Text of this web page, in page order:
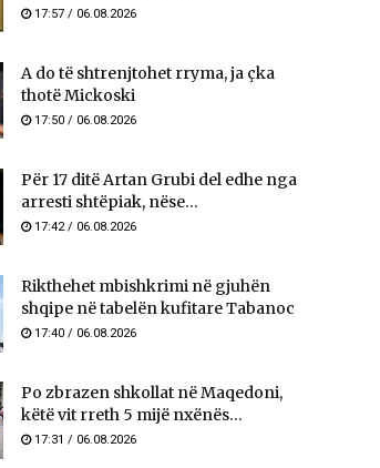
17:57 / 06.08.2026
A do të shtrenjtohet rryma, ja çka
thotë Mickoski
17:50 / 06.08.2026
Për 17 ditë Artan Grubi del edhe nga
arresti shtëpiak, nëse...
17:42 / 06.08.2026
Rikthehet mbishkrimi në gjuhën
shqipe në tabelën kufitare Tabanoc
17:40 / 06.08.2026
Po zbrazen shkollat në Maqedoni,
këtë vit rreth 5 mijë nxënës...
17:31 / 06.08.2026